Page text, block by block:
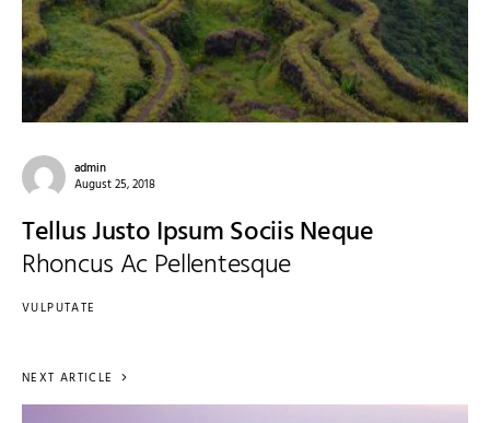
admin
August 25, 2018
Tellus Justo Ipsum Sociis Neque
Rhoncus Ac Pellentesque
VULPUTATE
NEXT ARTICLE